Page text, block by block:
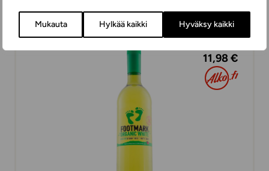
Mukauta Hylkää kaikki Hyväksy kaikki
11,98 €